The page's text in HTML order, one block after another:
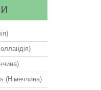
(Німеччина)